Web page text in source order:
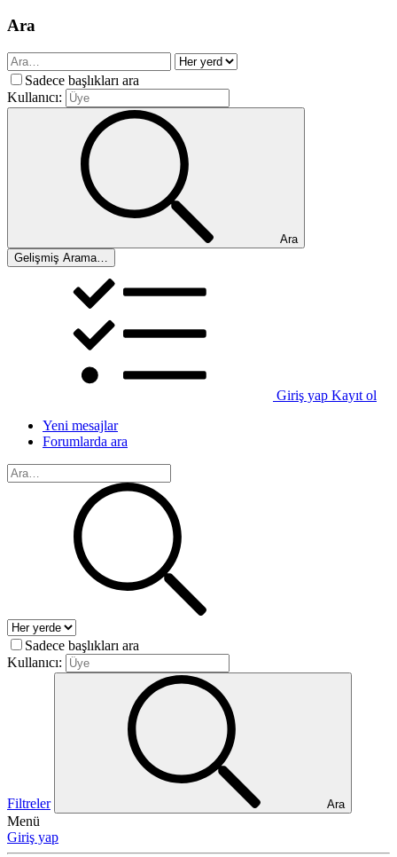
Ara
Sadece başlıkları ara
Kullanıcı:
Ara
Gelişmiş Arama…
Giriş yap Kayıt ol
Yeni mesajlar
Forumlarda ara
Sadece başlıkları ara
Kullanıcı:
Filtreler Ara
Menü
Giriş yap